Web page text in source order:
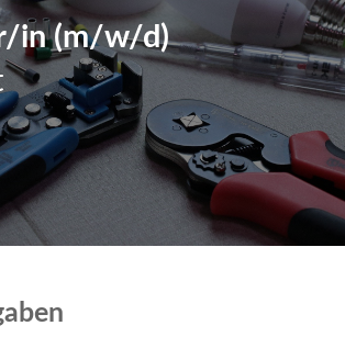
in (m/w/d)